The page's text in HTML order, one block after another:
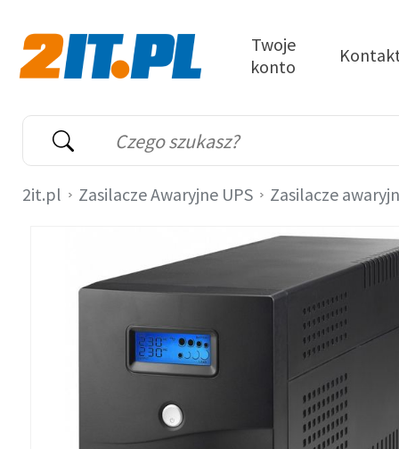
Wyszukiwarka
Słowo kluczowe
Twoje
konto
2it.pl Zasilacze Awaryjne UPS Zasilacze